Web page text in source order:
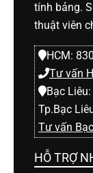
tính bảng.
thuật viên
HCM:
Tư vấn
Bạc
Tp.Bạc
Tư vấn
HỖ TRỢ